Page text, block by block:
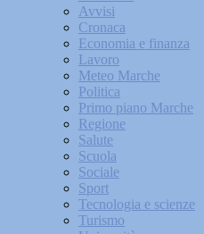
Avvisi
Cronaca
Economia e finanza
Lavoro
Meteo Marche
Politica
Primo piano Marche
Regione
Salute
Scuola
Sociale
Sport
Tecnologia e scienze
Turismo